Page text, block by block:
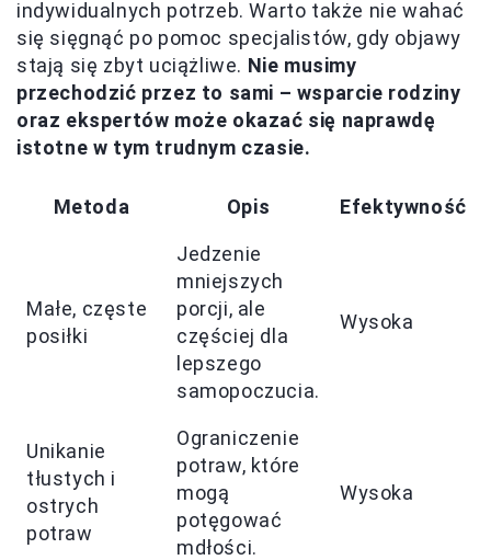
indywidualnych potrzeb. Warto także nie wahać
się sięgnąć po pomoc specjalistów, gdy objawy
stają się zbyt uciążliwe. Nie musimy
przechodzić przez to sami – wsparcie rodziny
oraz ekspertów może okazać się naprawdę
istotne w tym trudnym czasie.
Metoda Opis Efektywność
Małe, częste
posiłki
Jedzenie
mniejszych
porcji, ale
częściej dla
lepszego
samopoczucia.
Wysoka
Unikanie
tłustych i
ostrych
potraw
Ograniczenie
potraw, które
mogą
potęgować
mdłości.
Wysoka